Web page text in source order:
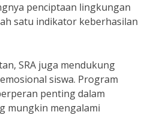
penciptaan lingkungan
satu indikator keberhasilan
SRA juga mendukung
siswa. Program
penting dalam
mungkin mengalami